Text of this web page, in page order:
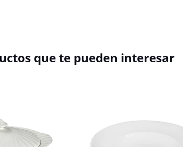
que te pueden interesar